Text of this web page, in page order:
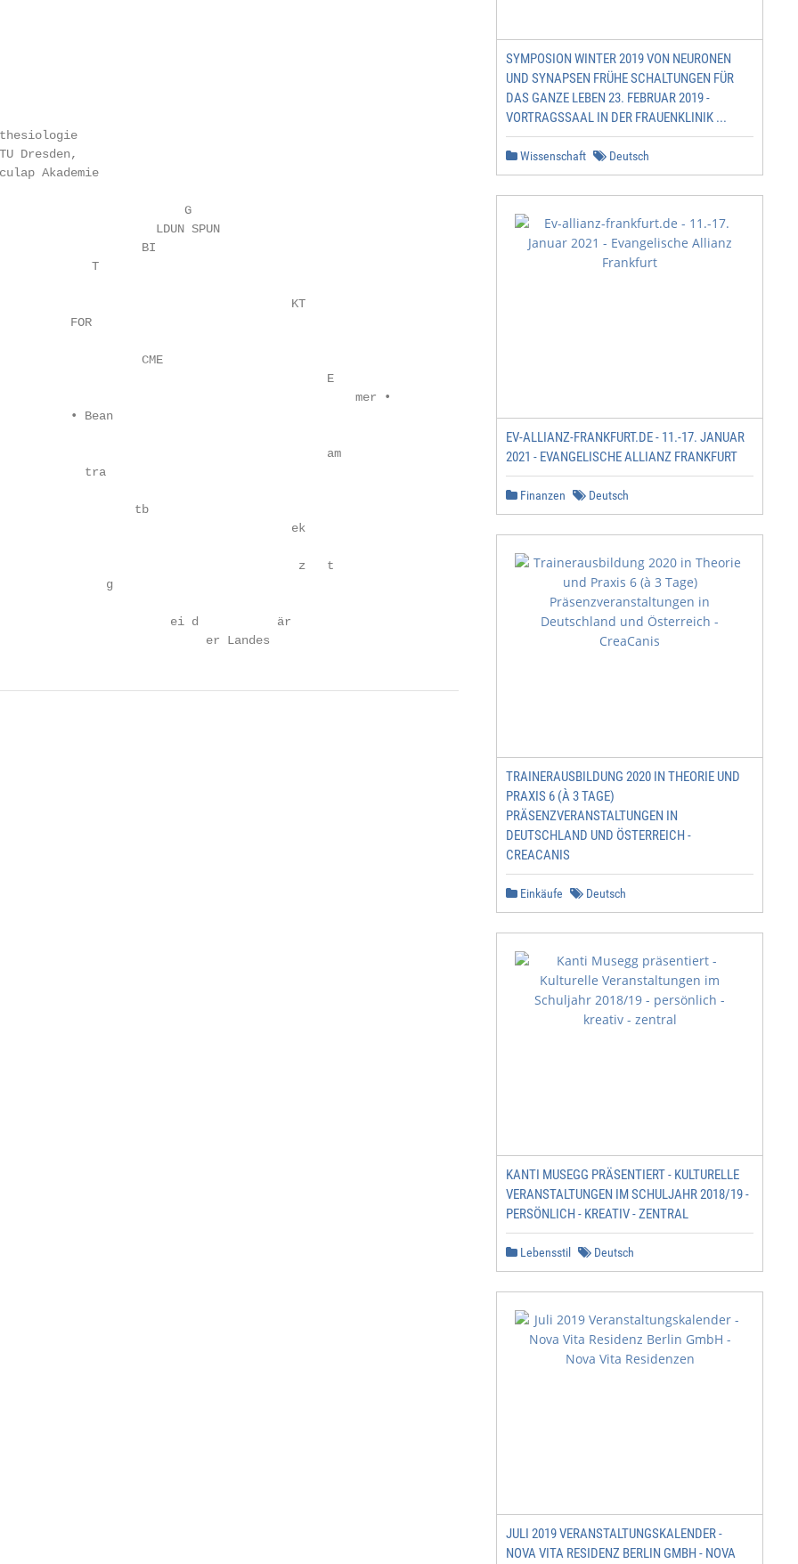
Dresden,
Akademie
G
LDUN SPUN
BI
T
KT
FOR
CME
E
mer •
• Bean
am
tra
tb
ek
z   t
g
ei d           är
er Landes
SYMPOSION WINTER 2019 VON NEURONEN
UND SYNAPSEN FRÜHE SCHALTUNGEN FÜR
DAS GANZE LEBEN 23. FEBRUAR 2019 -
VORTRAGSSAAL IN DER FRAUENKLINIK ...
Wissenschaft Deutsch
EV-ALLIANZ-FRANKFURT.DE - 11.-17. JANUAR
2021 - EVANGELISCHE ALLIANZ FRANKFURT
Finanzen Deutsch
TRAINERAUSBILDUNG 2020 IN THEORIE UND
PRAXIS 6 (À 3 TAGE)
PRÄSENZVERANSTALTUNGEN IN
DEUTSCHLAND UND ÖSTERREICH -
CREACANIS
Einkäufe Deutsch
KANTI MUSEGG PRÄSENTIERT - KULTURELLE
VERANSTALTUNGEN IM SCHULJAHR 2018/19 -
PERSÖNLICH - KREATIV - ZENTRAL
Lebensstil Deutsch
JULI 2019 VERANSTALTUNGSKALENDER -
NOVA VITA RESIDENZ BERLIN GMBH - NOVA